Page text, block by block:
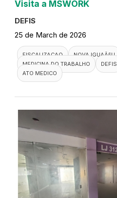
Visita a MSWORK
DEFIS
25 de March de 2026
FISCALIZACAO
NOVA IGUAÃ§U
MEDICINA DO TRABALHO
DEFIS
ATO MEDICO